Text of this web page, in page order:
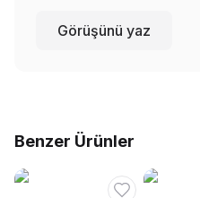
Görüşünü yaz
Benzer Ürünler